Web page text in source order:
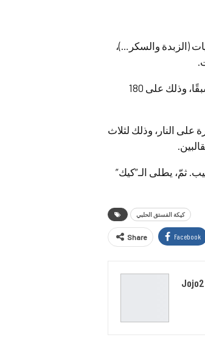
(الزبدة والسكر…)،
6. يُصبّ خليط الـ”كيك” في القالبين المستطيلين، ويُخبز في فرن مُسخّن مسبقًا، وذلك على 180
النار، وذلك لثلاث
ثمّ، يطلى الـ”كيك”
كيكة الفستق الحلبي
Share Facebook
Jojo2